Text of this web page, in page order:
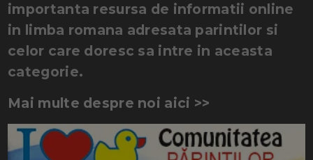
importanta resursa de informatii online
in limba romana adresata parintilor si
celor care doresc sa intre in aceasta
categorie.
Mai multe despre noi aici >>